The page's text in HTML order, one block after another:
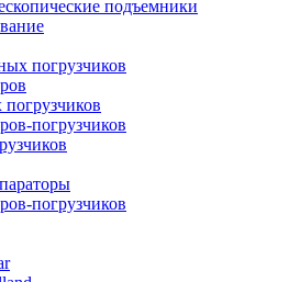
подъемники
погрузчиков
погрузчиков
погрузчиков